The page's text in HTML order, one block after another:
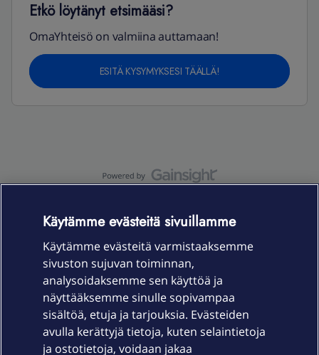
Etkö löytänyt etsimääsi?
OmaYhteisö on valmiina auttamaan!
ESITÄ KYSYMYKSESI TÄÄLLÄ!
Laitteet & liittymät
Palvelut
Käytämme evästeitä sivuillamme
Käytämme evästeitä varmistaaksemme
sivuston sujuvan toiminnan,
analysoidaksemme sen käyttöä ja
näyttääksemme sinulle sopivampaa
sisältöä, etuja ja tarjouksia. Evästeiden
avulla kerättyjä tietoja, kuten selaintietoja
ja ostotietoja, voidaan jakaa